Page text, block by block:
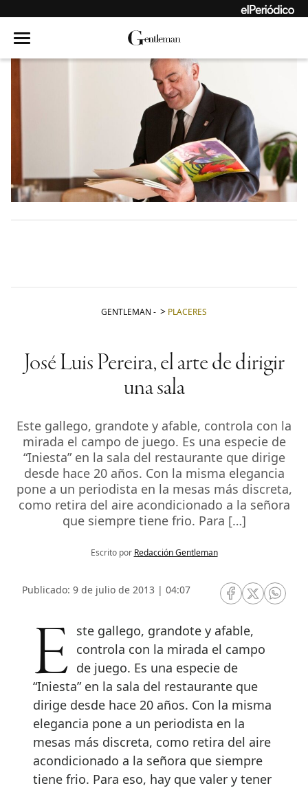
GENTLEMAN - PLACERES
José Luis Pereira, el arte de dirigir
una sala
Este gallego, grandote y afable, controla con la
mirada el campo de juego. Es una especie de
“Iniesta” en la sala del restaurante que dirige
desde hace 20 años. Con la misma elegancia
pone a un periodista en la mesas más discreta,
como retira del aire acondicionado a la señora
que siempre tiene frio. Para […]
Escrito por Redacción Gentleman
Publicado: 9 de julio de 2013 | 04:07
RRSS Facebook
RRSSRRSS
Este gallego, grandote y afable, controla con la mirada el campo
de juego. Es una especie de
“Iniesta” en la sala del restaurante que
dirige desde hace 20 años. Con la misma
elegancia pone a un periodista en la
mesas más discreta, como retira del aire
acondicionado a la señora que siempre
tiene frio. Para eso, hay que valer y tener